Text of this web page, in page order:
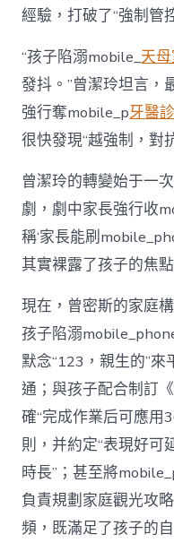
經驗，打破了“強制管
“孩子陷溺mobile_天
發抖。”曾潔玲坦言，
強行奪mobile_p牙醫
很快發現“越強制，對
曾潔玲的轉變始于一
劇，劇中家長強行收
稱‘家長能刷
其實裸露了孩子的焦
現在，曾密斯的家庭
孩子陷溺
默念“123，親生的”
通；與孩子配合制訂
確“完成作業后可應用
則，并約定“表現好可
時長”；甚至將
負責規劃家庭觀光攻
頻，既滿足了孩子的